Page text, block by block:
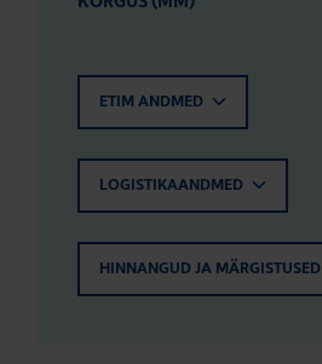
ETIM ANDMED
LOGISTIKAANDMED
HINNANGUD JA MÄRGISTUSED